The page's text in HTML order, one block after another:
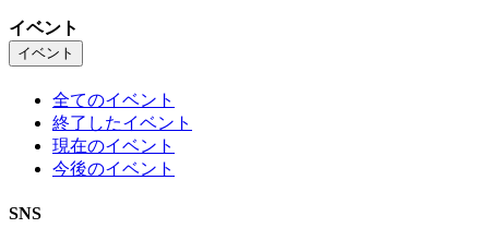
イベント
イベント
全てのイベント
終了したイベント
現在のイベント
今後のイベント
SNS